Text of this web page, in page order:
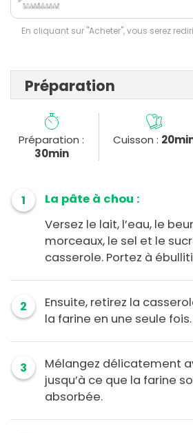
En cliquant sur "Acheter", vous serez
Préparation
Préparation :
30min
Cuisson :
1
La pâte à chou :
Versez le lait, l’eau, le
morceaux, le sel et le
casserole. Portez à
2
Ensuite, retirez la
la farine en une seule fois.
3
Mélangez délicatement
jusqu’à ce que la farine
absorbée.